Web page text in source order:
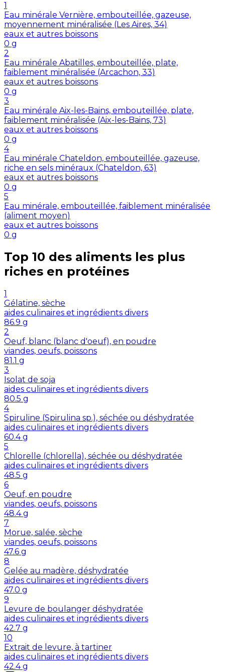
1
Eau minérale Vernière, embouteillée, gazeuse,
moyennement minéralisée (Les Aires, 34)
eaux et autres boissons
0 g
2
Eau minérale Abatilles, embouteillée, plate,
faiblement minéralisée (Arcachon, 33)
eaux et autres boissons
0 g
3
Eau minérale Aix-les-Bains, embouteillée, plate,
faiblement minéralisée (Aix-les-Bains, 73)
eaux et autres boissons
0 g
4
Eau minérale Chateldon, embouteillée, gazeuse,
riche en sels minéraux (Chateldon, 63)
eaux et autres boissons
0 g
5
Eau minérale, embouteillée, faiblement minéralisée
(aliment moyen)
eaux et autres boissons
0 g
Top 10 des aliments les plus
riches en protéines
1
Gélatine, sèche
aides culinaires et ingrédients divers
86.9 g
2
Oeuf, blanc (blanc d'oeuf), en poudre
viandes, oeufs, poissons
81.1 g
3
Isolat de soja
aides culinaires et ingrédients divers
80.5 g
4
Spiruline (Spirulina sp.), séchée ou déshydratée
aides culinaires et ingrédients divers
60.4 g
5
Chlorelle (chlorella), séchée ou déshydratée
aides culinaires et ingrédients divers
48.5 g
6
Oeuf, en poudre
viandes, oeufs, poissons
48.4 g
7
Morue, salée, sèche
viandes, oeufs, poissons
47.6 g
8
Gelée au madère, déshydratée
aides culinaires et ingrédients divers
47.0 g
9
Levure de boulanger déshydratée
aides culinaires et ingrédients divers
42.7 g
10
Extrait de levure, à tartiner
aides culinaires et ingrédients divers
42.4 g